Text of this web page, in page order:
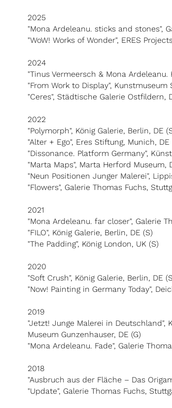
2025
"Mona Ardeleanu. sticks and stones",
"WoW! Works of Wonder", ERES
2024
"Tinus Vermeersch & Mona Ardeleanu.
"From Work to Display", Kunstmuseum
"Ceres", Städtische Galerie Ostfildern,
2022
"Polymorph", König Galerie, Berlin, DE
"Alter + Ego", Eres Stiftung, Munich, DE
"Dissonance. Platform Germany",
"Marta Maps", Marta Herford Museum,
"Neun Positionen Junger Malerei",
"Flowers", Galerie Thomas Fuchs,
2021
"Mona Ardeleanu. far closer", Galerie
"FILO", König Galerie, Berlin, DE (S)
"The Padding", König London, UK (S)
2020
"Soft Crush", König Galerie, Berlin, DE
"Now! Painting in Germany Today",
2019
"Jetzt! Junge Malerei in
Museum Gunzenhauser, DE (G)
"Mona Ardeleanu. Fade", Galerie
2018
"Ausbruch aus der Fläche – Das
"Update", Galerie Thomas Fuchs,